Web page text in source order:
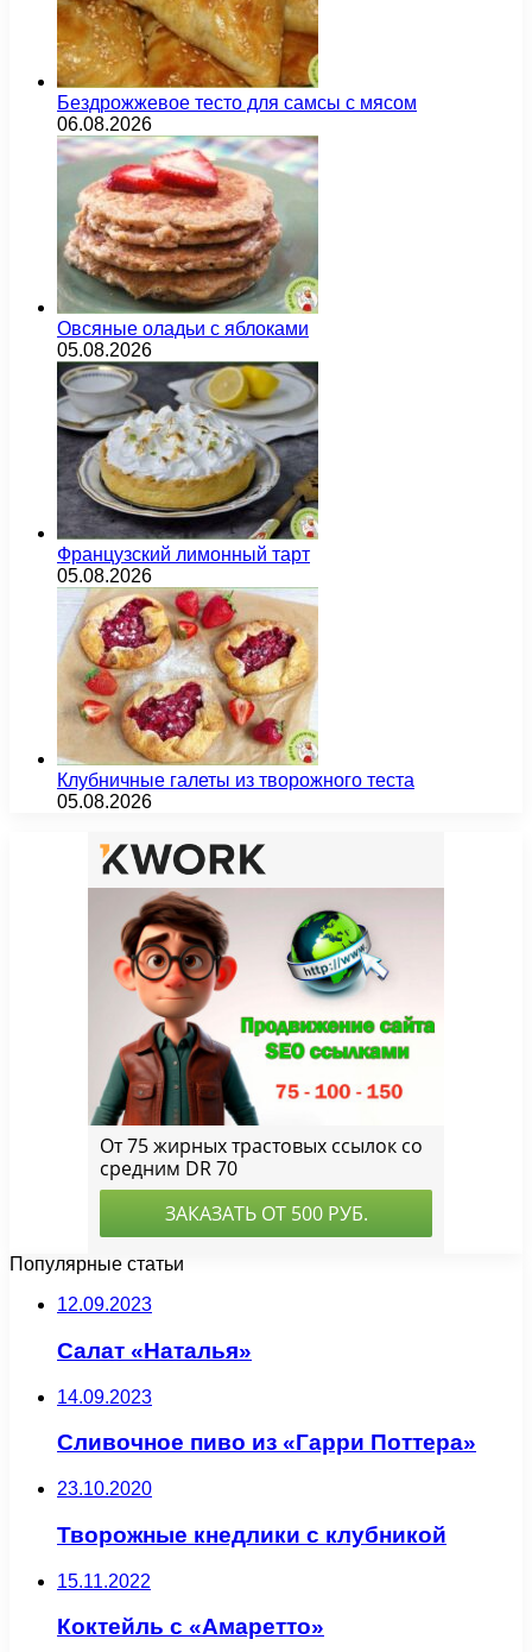
Бездрожжевое тесто для самсы с мясом
06.08.2026
Овсяные оладьи с яблоками
05.08.2026
Французский лимонный тарт
05.08.2026
Клубничные галеты из творожного теста
05.08.2026
Популярные статьи
12.09.2023
Салат «Наталья»
14.09.2023
Сливочное пиво из «Гарри Поттера»
23.10.2020
Творожные кнедлики с клубникой
15.11.2022
Коктейль с «Амаретто»